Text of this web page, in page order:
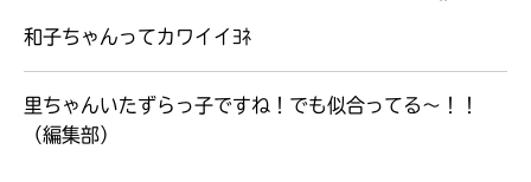
和子ちゃんってカワイイﾖﾈ
里ちゃんいたずらっ子ですね！でも似合ってる～！！
（編集部）